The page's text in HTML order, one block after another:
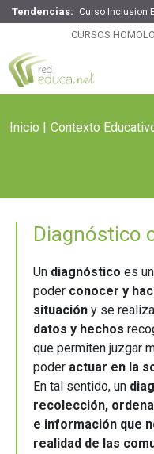
Tendencias: Curso Inclusion
CURSOS
Inicio Contexto
Diagnóstico
Un diagnóstico es
poder conocer y
situación y se
datos y hechos
que permiten juzgar
poder actuar en la
En tal sentido, un
recolección,
e información que
realidad de las